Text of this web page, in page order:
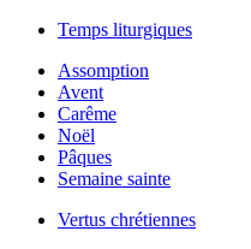
Temps liturgiques
Assomption
Avent
Carême
Noël
Pâques
Semaine sainte
Vertus chrétiennes